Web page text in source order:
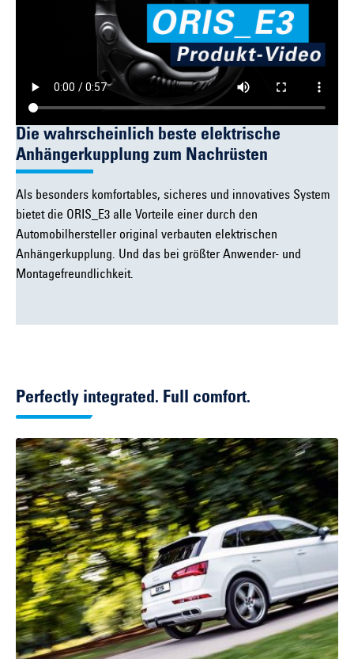
Die wahrscheinlich beste elektrische
Anhängerkupplung zum Nachrüsten
Als besonders komfortables, sicheres und innovatives System
bietet die ORIS_E3 alle Vorteile einer durch den
Automobilhersteller original verbauten elektrischen
Anhängerkupplung. Und das bei größter Anwender- und
Montagefreundlichkeit.
Perfectly integrated. Full comfort.